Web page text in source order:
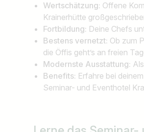
Wertschätzung: Offene
Krainerhütte
Fortbildung: Deine Chefs
Bestens vernetzt: Ob zum
die Öffis geht’s an freien
Modernste Ausstattung:
Benefits: Erfahre bei
Seminar- und Eventhotel